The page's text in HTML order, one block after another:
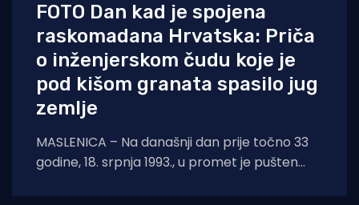
FOTO Dan kad je spojena
raskomadana Hrvatska: Priča
o inženjerskom čudu koje je
pod kišom granata spasilo jug
zemlje
MASLENICA – Na današnji dan prije točno 33
godine, 18. srpnja 1993., u promet je pušten